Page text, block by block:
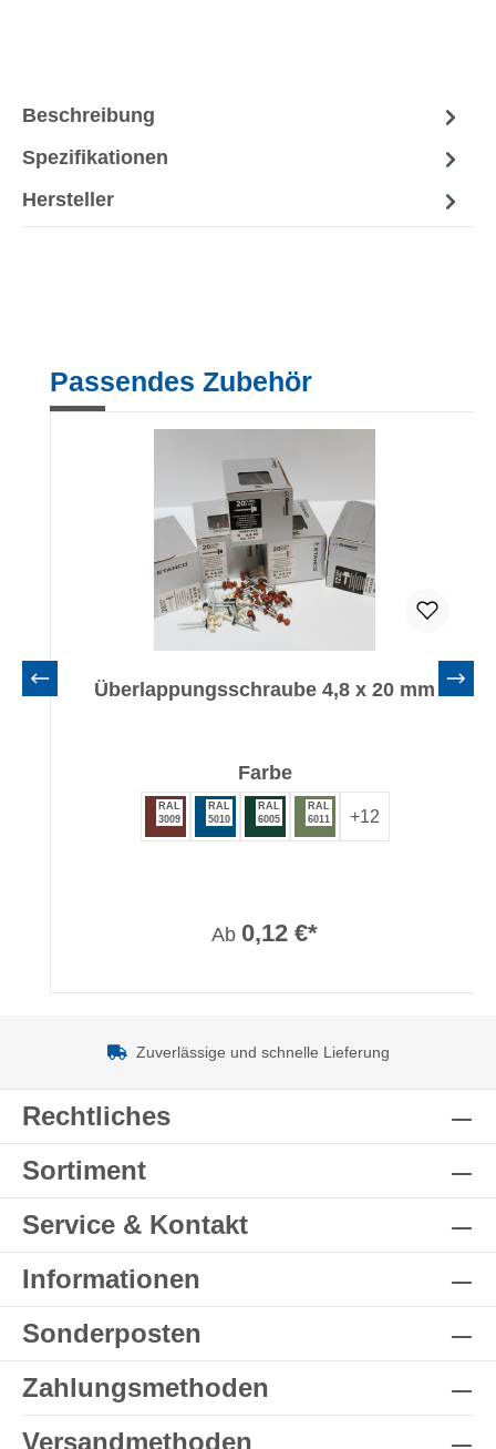
Beschreibung
Spezifikationen
Hersteller
Produktgalerie überspringen
Passendes Zubehör
Überlappungsschraube 4,8 x 20 mm
Farbeauswählen
RAL
3009
RAL
5010
RAL
6005
RAL
6011
+12
Ab 0,12 €*
Zuverlässige und schnelle Lieferung
Rechtliches
Sortiment
Service & Kontakt
Informationen
Sonderposten
Zahlungsmethoden
Versandmethoden